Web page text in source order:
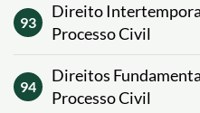
93
Direito
Processo Civil
94
Direitos
Processo Civil